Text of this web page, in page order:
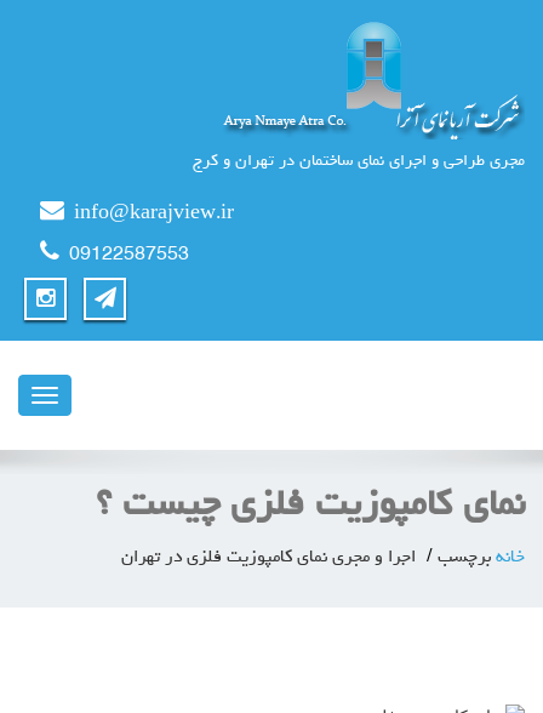
مجری طراحی و اجرای نمای ساختمان در تهران و کرج
info@karajview.ir
09122587553
ناوبری
نمای کامپوزیت فلزی چیست ؟
خانه برچسب اجرا و مجری نمای کامپوزیت فلزی در تهران